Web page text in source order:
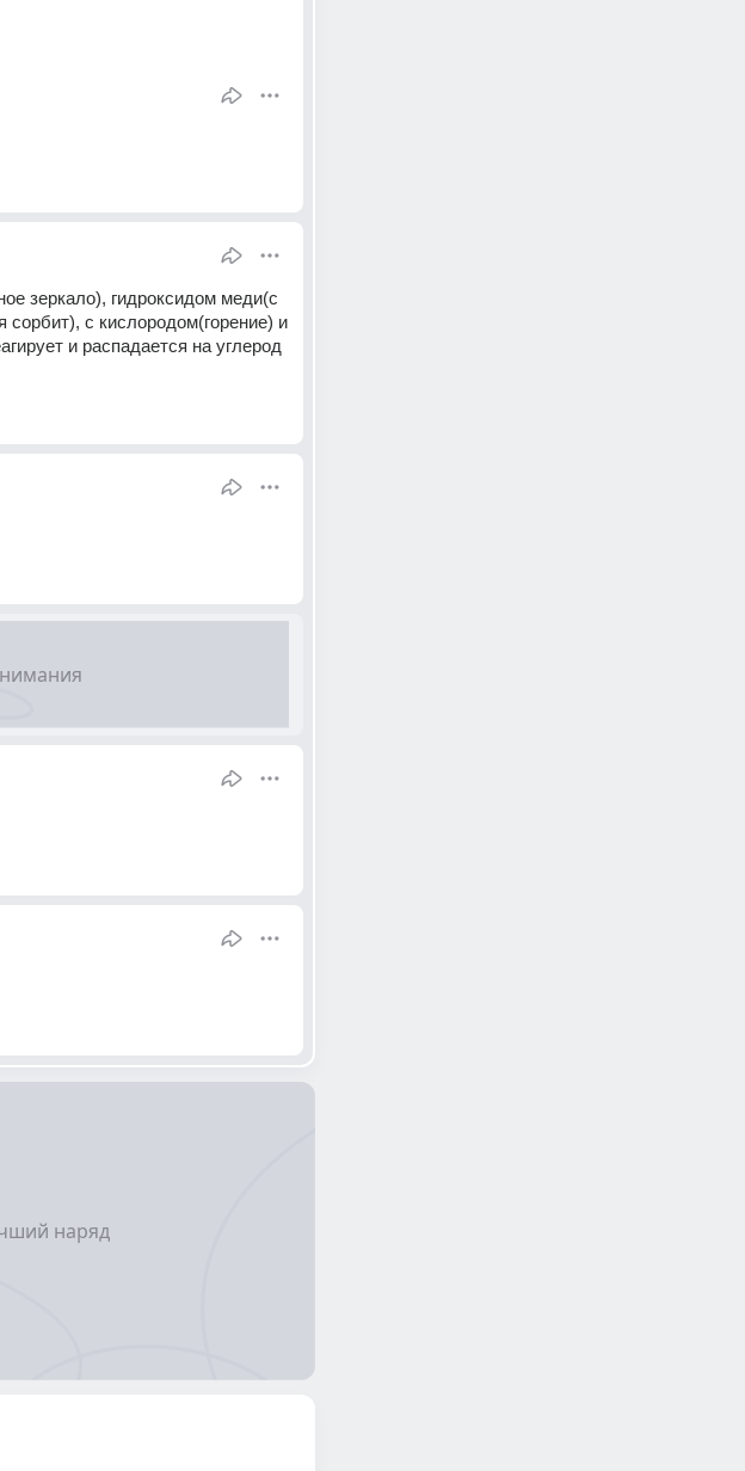
зеркало), гидроксидом меди(с
сорбит), с кислородом(горение) и
и распадается на углерод